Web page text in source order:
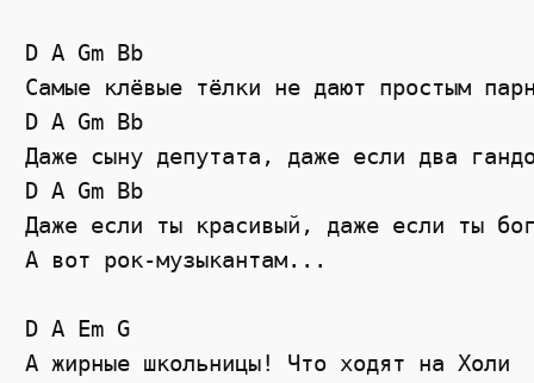
D A Gm Bb
Самые клёвые тёлки не дают простым
D A Gm Bb
Даже сыну депутата, даже если два
D A Gm Bb
Даже если ты красивый, даже если ты
А вот рок-музыкантам...
D A Em G
А жирные школьницы! Что ходят на Холи